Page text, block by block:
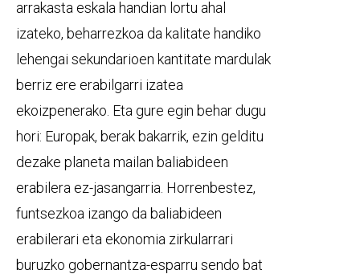
arrakasta eskala handian lortu ahal
izateko, beharrezkoa da kalitate handiko
lehengai sekundarioen kantitate mardulak
berriz ere erabilgarri izatea
ekoizpenerako. Eta gure egin behar dugu
hori: Europak, berak bakarrik, ezin gelditu
dezake planeta mailan baliabideen
erabilera ez-jasangarria. Horrenbestez,
funtsezkoa izango da baliabideen
erabilerari eta ekonomia zirkularrari
buruzko gobernantza-esparru sendo bat